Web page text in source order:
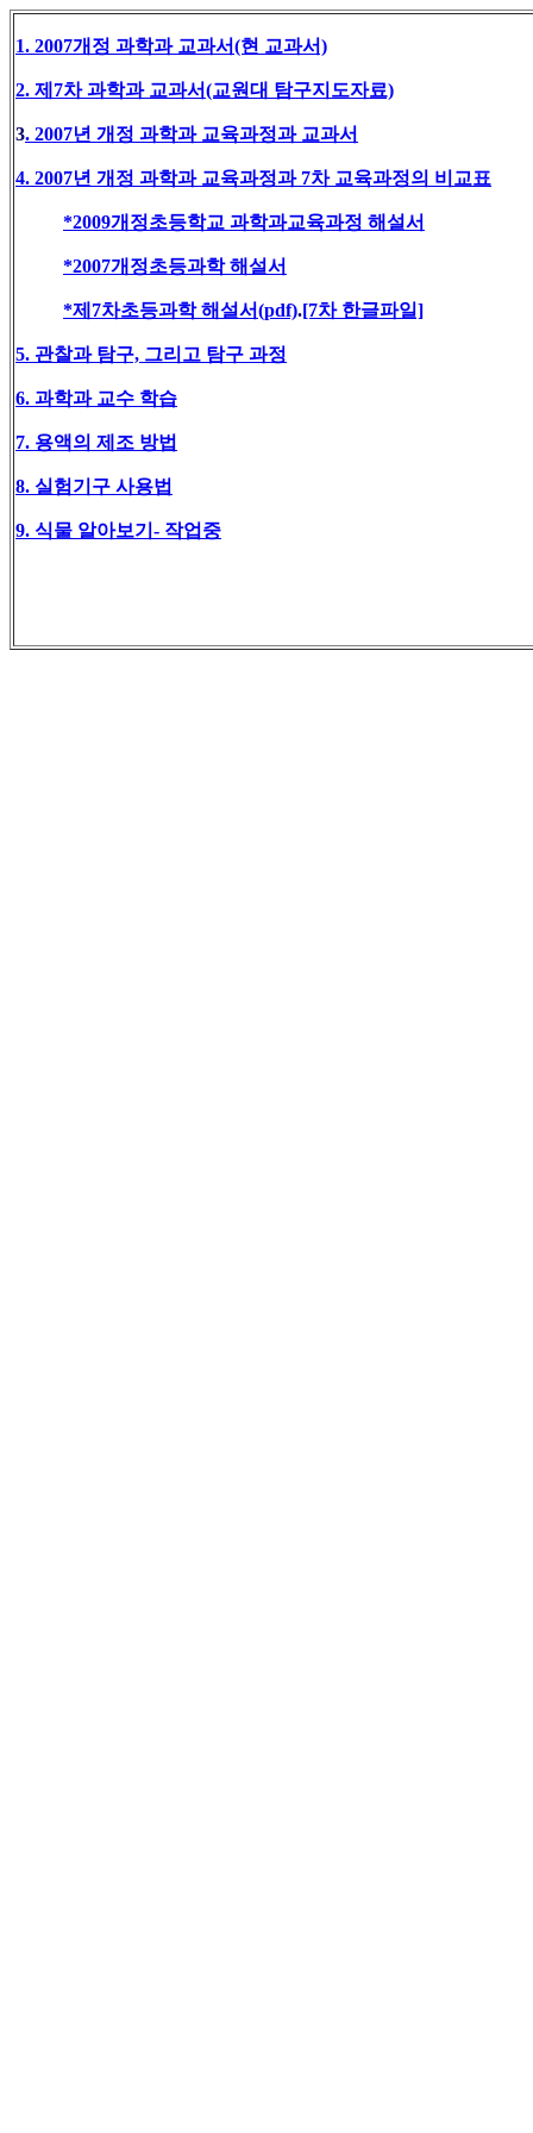
1. 2007개정 과학과 교과서(현 교과서)
2. 제7차 과학과 교과서(교원대 탐구지도자료)
3. 2007년 개정 과학과 교육과정과 교과서
4. 2007년 개정 과학과 교육과정과 7차 교육과정의 비교표
*2009개정초등학교 과학과교육과정 해설서
*2007개정초등과학 해설서
*제7차초등과학 해설서(pdf).[7차 한글파일]
5. 관찰과 탐구, 그리고 탐구 과정
6. 과학과 교수 학습
7. 용액의 제조 방법
8. 실험기구 사용법
9. 식물 알아보기- 작업중